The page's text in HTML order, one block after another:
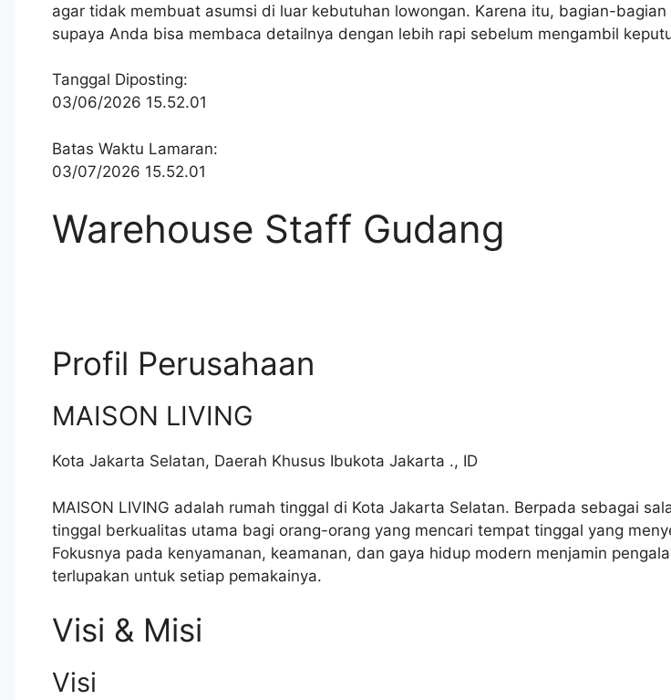
agar tidak membuat asumsi di luar kebutuhan lowongan. Karena itu, bagian-
supaya Anda bisa membaca detailnya dengan lebih rapi sebelum mengambil
Tanggal Diposting:
03/06/2026 15.52.01
Batas Waktu Lamaran:
03/07/2026 15.52.01
Warehouse Staff Gudang
Profil Perusahaan
MAISON LIVING
Kota Jakarta Selatan, Daerah Khusus Ibukota Jakarta ., ID
MAISON LIVING adalah rumah tinggal di Kota Jakarta Selatan. Berpada sebagai
tinggal berkualitas utama bagi orang-orang yang mencari tempat tinggal yang
Fokusnya pada kenyamanan, keamanan, dan gaya hidup modern menjamin
terlupakan untuk setiap pemakainya.
Visi & Misi
Visi